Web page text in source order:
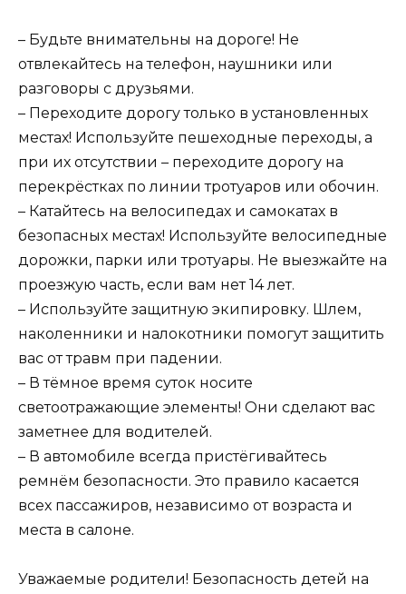
– Будьте внимательны на дороге! Не
отвлекайтесь на телефон, наушники или
разговоры с друзьями.
– Переходите дорогу только в установленных
местах! Используйте пешеходные переходы, а
при их отсутствии – переходите дорогу на
перекрёстках по линии тротуаров или обочин.
– Катайтесь на велосипедах и самокатах в
безопасных местах! Используйте велосипедные
дорожки, парки или тротуары. Не выезжайте на
проезжую часть, если вам нет 14 лет.
– Используйте защитную экипировку. Шлем,
наколенники и налокотники помогут защитить
вас от травм при падении.
– В тёмное время суток носите
светоотражающие элементы! Они сделают вас
заметнее для водителей.
– В автомобиле всегда пристёгивайтесь
ремнём безопасности. Это правило касается
всех пассажиров, независимо от возраста и
места в салоне.
Уважаемые родители! Безопасность детей на